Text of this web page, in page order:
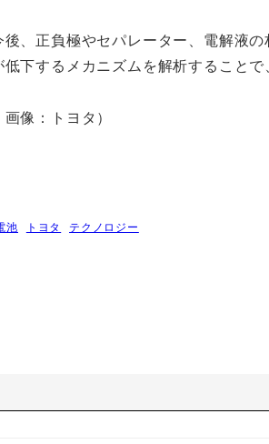
後、正負極やセパレーター、電解液
低下するメカニズムを解析すること
像：トヨタ）
池 トヨタ テクノロジー